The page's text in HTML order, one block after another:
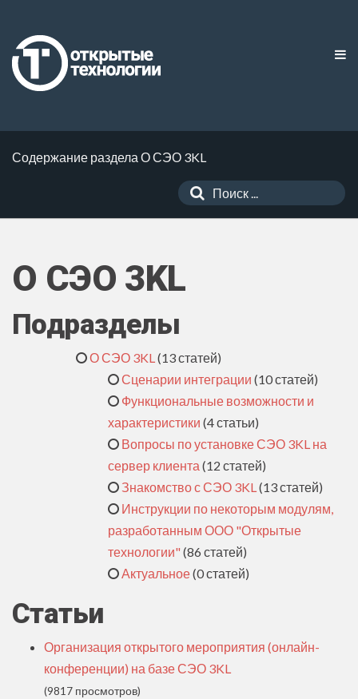
Содержание раздела О СЭО 3KL
О СЭО 3KL
Подразделы
О СЭО 3KL(13 статей)
Сценарии интеграции (10 статей)
Функциональные возможности и
характеристики (4 статьи)
Вопросы по установке СЭО 3KL на
сервер клиента (12 статей)
Знакомство с СЭО 3KL(13 статей)
Инструкции по некоторым модулям,
разработанным ООО "Открытые
технологии"(86 статей)
Актуальное(0 статей)
Статьи
Организация открытого мероприятия (онлайн-
конференции) на базе СЭО 3KL
(9817 просмотров)